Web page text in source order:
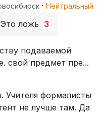
· Нейтральный
Это ложь 3
подаваемой
свой предмет пре...
Учителя формалисты
не лучше там. Да